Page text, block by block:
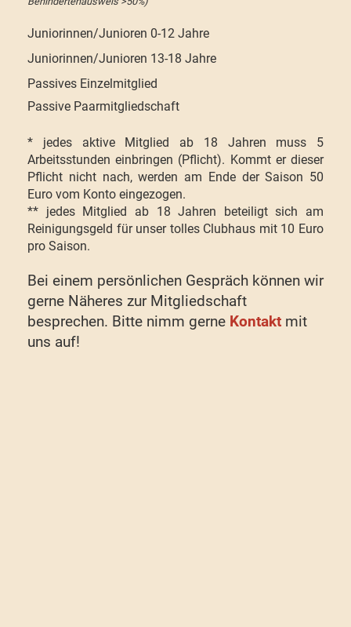
Juniorinnen/Junioren 0-12 Jahre
Juniorinnen/Junioren 13-18 Jahre
Passives Einzelmitglied
Passive Paarmitgliedschaft
* jedes aktive Mitglied ab 18 Jahren muss 5
Arbeitsstunden einbringen (Pflicht). Kommt er dieser
Pflicht nicht nach, werden am Ende der Saison 50
Euro vom Konto eingezogen.
** jedes Mitglied ab 18 Jahren beteiligt sich am
Reinigungsgeld für unser tolles Clubhaus mit 10 Euro
pro Saison.
Bei einem persönlichen Gespräch können wir
gerne Näheres zur Mitgliedschaft
besprechen. Bitte nimm gerne Kontakt mit
uns auf!